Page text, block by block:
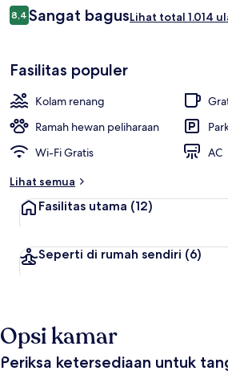
Ulasan
8,48,4 dari 10
Sangat bagusLihat total 1.014
Fasilitas populer
Kolam renang
Ramah hewan peliharaan
Wi-Fi Gratis
AC
Lihat semua
Fasilitas utama (12)
Seperti di rumah sendiri (6)
Opsi kamar
Periksa ketersediaan untuk